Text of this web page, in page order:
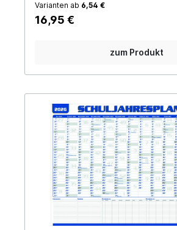
Varianten ab 6,54 €
16,95 €
zum Produkt